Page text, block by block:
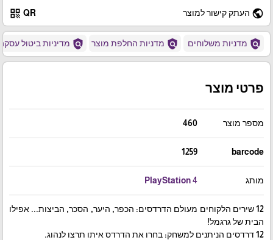
public העתק קישור למוצר QR
qr_code
policy מדניות משלוחים policy מדניות החלפת מוצר policy מדיניות ביטול
פרטי מוצר
מספר מוצר 460
barcode
1259
מותג PlayStation 4
12 שירים הלקוחים מעולם הדרדסים: הכפר, היער, הסכר, הביצות... אפילו
הבית של גרגמל!
12 דרדסים הניתנים למשחק: בחרו את הדרדס איתו תרצו לנהוג.